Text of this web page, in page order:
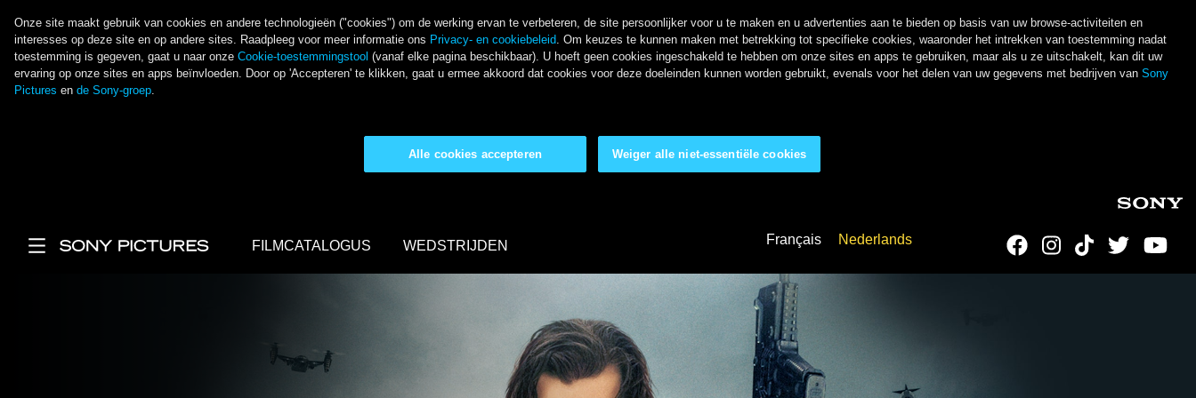
Onze site maakt gebruik van cookies en andere technologieën ("cookies") om de werking ervan te verbeteren, de site persoonlijker voor u te maken en u advertenties aan te bieden op basis van uw browse-activiteiten en
interesses op deze site en op andere sites. Raadpleeg voor meer informatie ons Privacy- en cookiebeleid. Om keuzes te kunnen maken met betrekking tot specifieke cookies, waaronder het intrekken van toestemming nadat
toestemming is gegeven, gaat u naar onze Cookie-toestemmingstool (vanaf elke pagina beschikbaar). U hoeft geen cookies ingeschakeld te hebben om onze sites en apps te gebruiken, maar als u ze uitschakelt, kan dit uw
ervaring op onze sites en apps beïnvloeden. Door op 'Accepteren' te klikken, gaat u ermee akkoord dat cookies voor deze doeleinden kunnen worden gebruikt, evenals voor het delen van uw gegevens met bedrijven van Sony
Pictures en de Sony-groep.
Weiger alle niet-essentiële cookies
Alle cookies accepteren
FILMCATALOGUS WEDSTRIJDEN Français Nederlands Social Links